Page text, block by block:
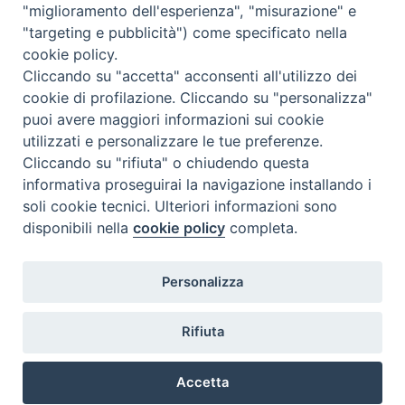
Contatti & Info
C.ne Aurelia, 50 – 00165 Roma
Contatti
Scrivi a: cnvf@chiesacattolica.it
"miglioramento dell'esperienza", "misurazione" e
"targeting e pubblicità") come specificato nella
cookie policy.
Cliccando su "accetta" acconsenti all'utilizzo dei
cookie di profilazione. Cliccando su "personalizza"
puoi avere maggiori informazioni sui cookie
utilizzati e personalizzare le tue preferenze.
Cliccando su "rifiuta" o chiudendo questa
informativa proseguirai la navigazione installando i
soli cookie tecnici. Ulteriori informazioni sono
disponibili nellacookie policy completa.
Personalizza
Rifiuta
Accetta